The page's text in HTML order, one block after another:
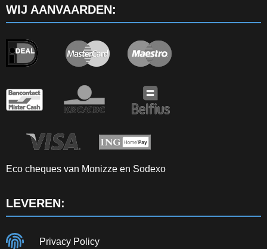
WIJ AANVAARDEN:
Eco cheques van Monizze en Sodexo
LEVEREN:
Privacy Policy